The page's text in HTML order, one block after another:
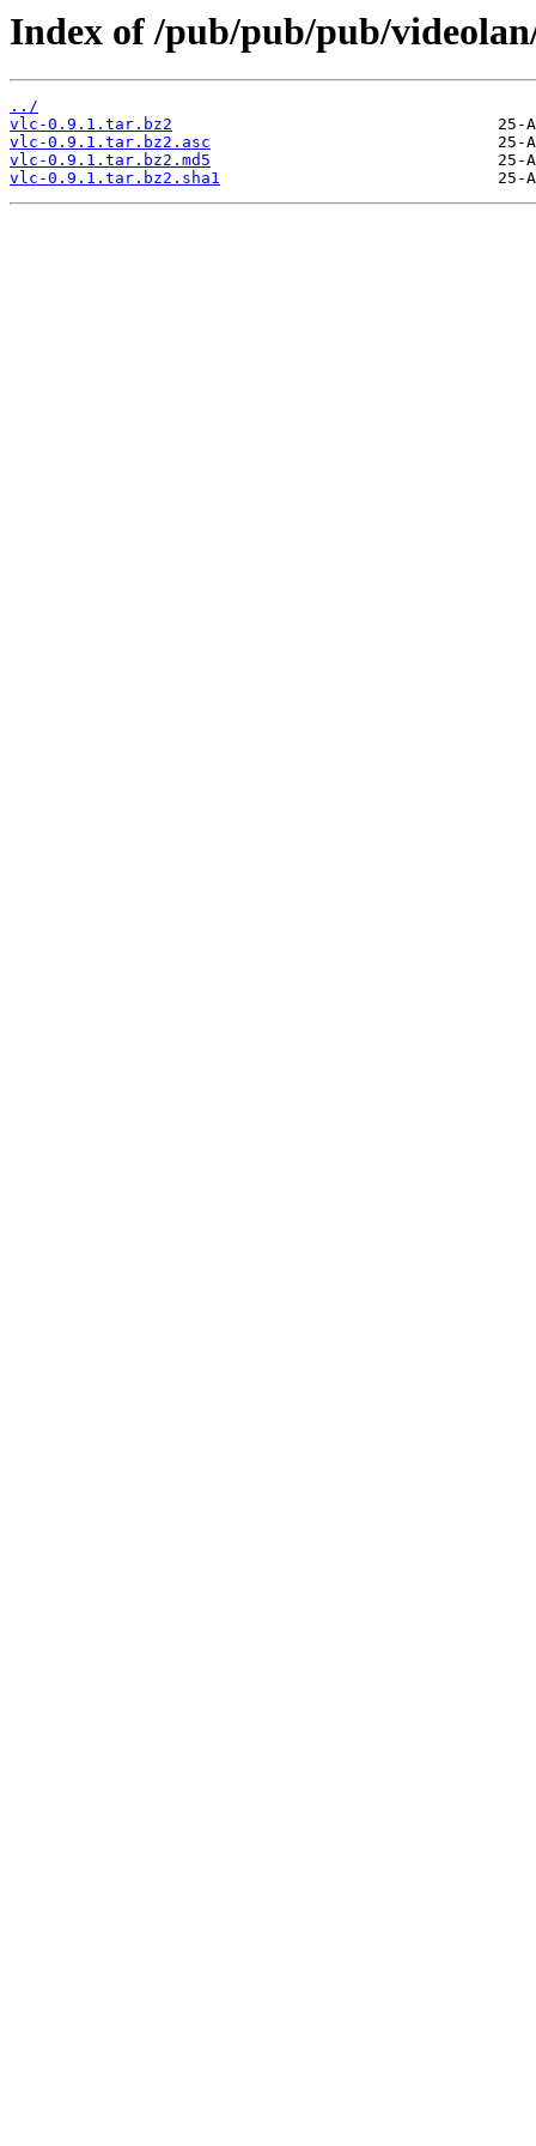
Index of /pub/pub/pub/
../
vlc-0.9.1.tar.bz2
vlc-0.9.1.tar.bz2.asc
vlc-0.9.1.tar.bz2.md5
vlc-0.9.1.tar.bz2.sha1